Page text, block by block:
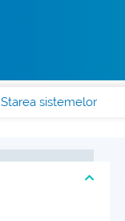
Starea sistemelor